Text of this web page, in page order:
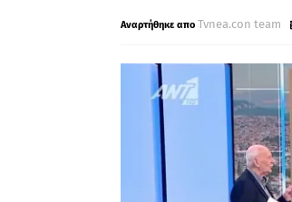
Tvnea.con team